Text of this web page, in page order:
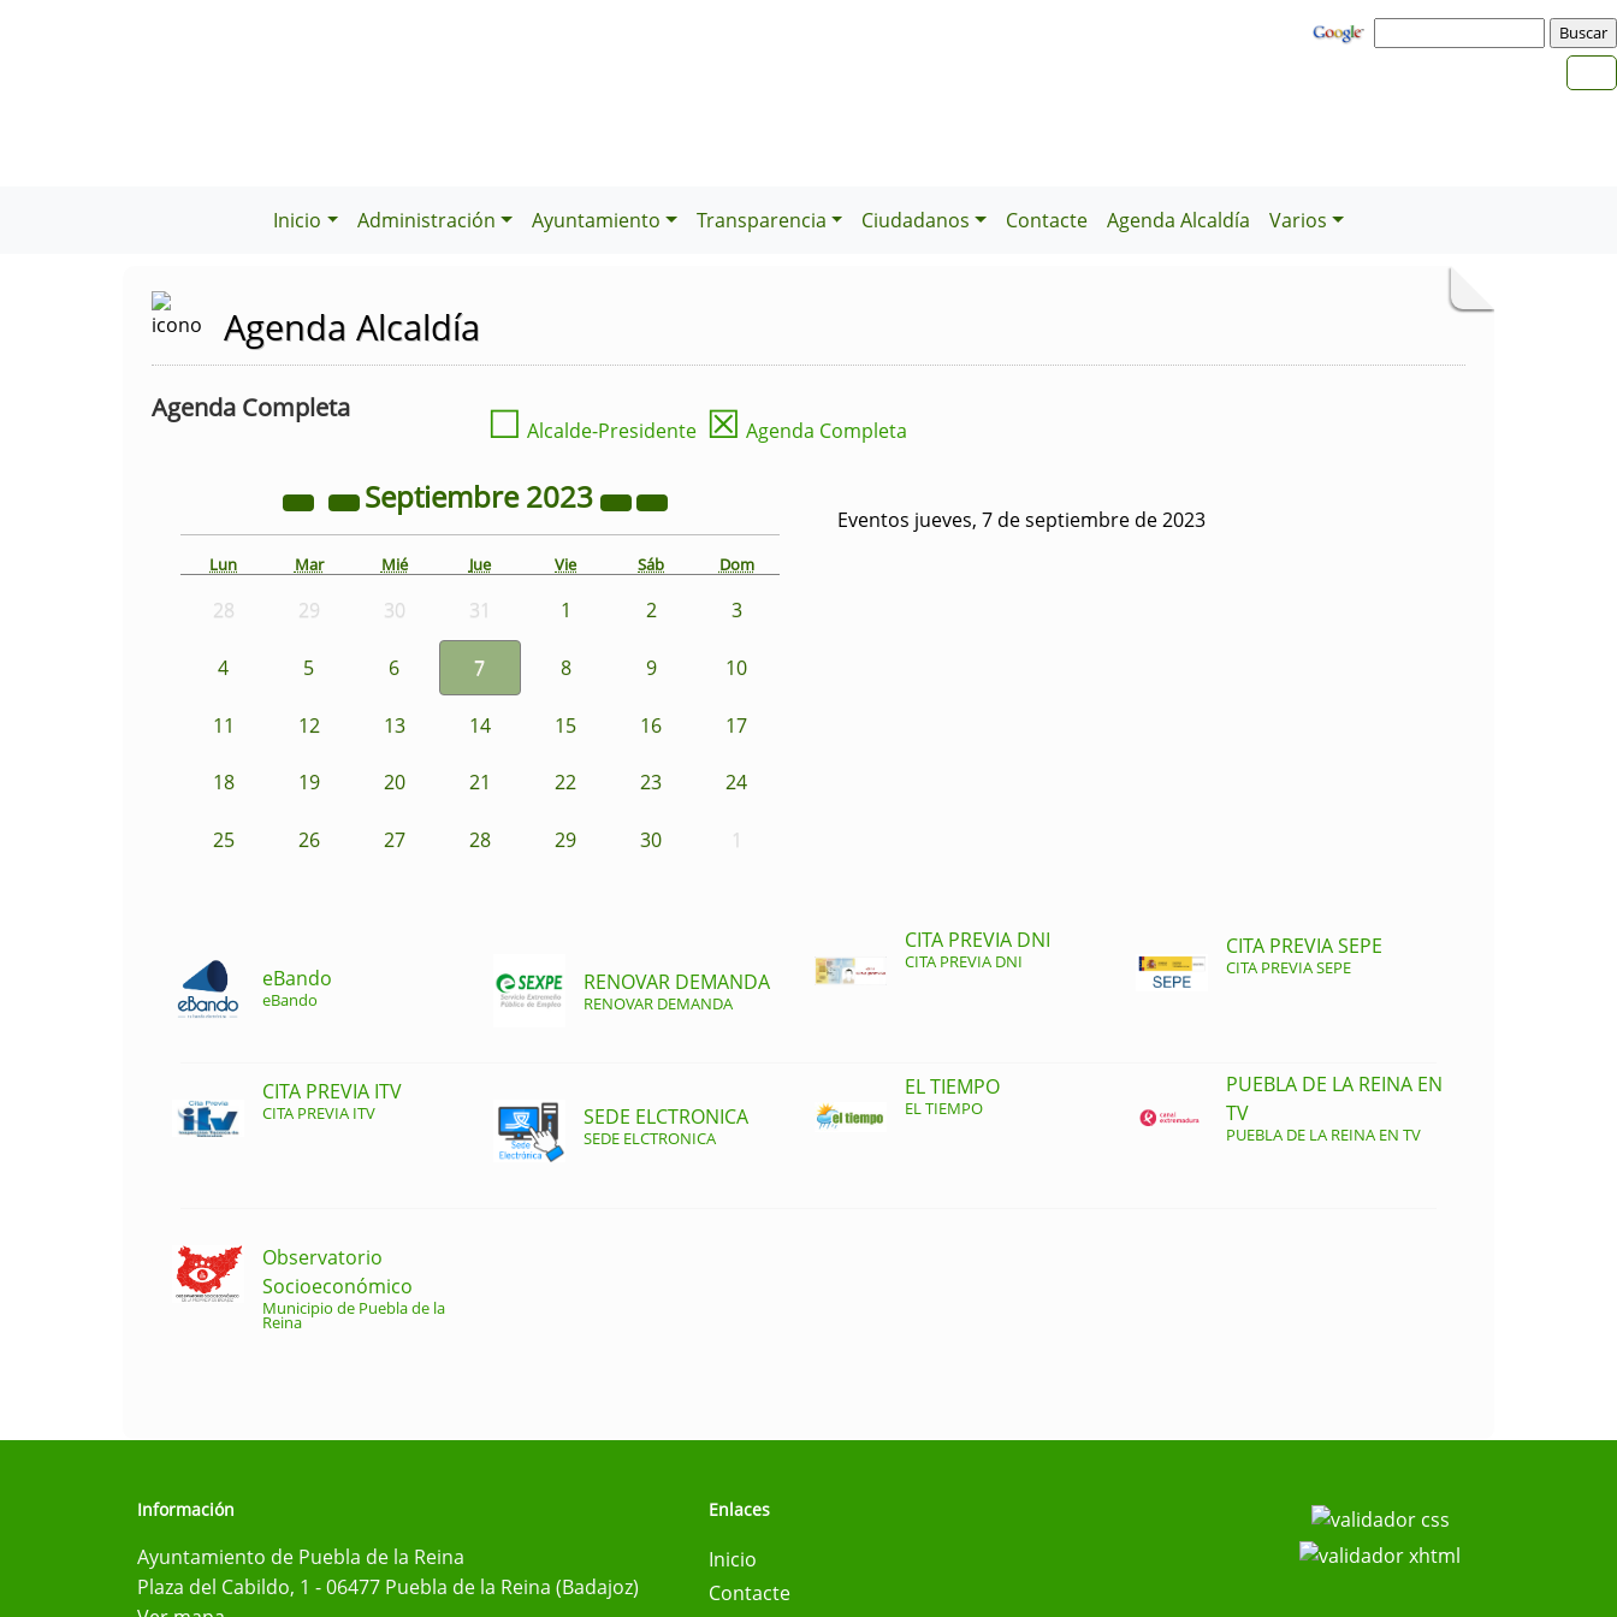
Inicio Administración Ayuntamiento Transparencia Ciudadanos Contacte Agenda Alcaldía Varios
Agenda Alcaldía
Agenda Completa ☐ Alcalde-Presidente ☒ Agenda Completa
Septiembre2023
Lun Mar Mié Jue Vie Sáb Dom
28 29 30 31 1 2 3
4 5 6 7 8 9 10
11 12 13 14 15 16 17
18 19 20 21 22 23 24
25 26 27 28 29 30 1
Eventos jueves, 7 de septiembre de 2023
eBando
eBando
RENOVAR DEMANDA
RENOVAR DEMANDA
CITA PREVIA DNI
CITA PREVIA DNI
CITA PREVIA SEPE
CITA PREVIA SEPE
CITA PREVIA ITV
CITA PREVIA ITV SEDE ELCTRONICA
SEDE ELCTRONICA
EL TIEMPO
EL TIEMPO
PUEBLA DE LA REINA EN
TV
PUEBLA DE LA REINA EN TV
Observatorio
Socioeconómico
Municipio de Puebla de la
Reina
Información
Ayuntamiento de Puebla de la Reina
Plaza del Cabildo, 1 - 06477 Puebla de la Reina (Badajoz)
Enlaces
Inicio
Contacte